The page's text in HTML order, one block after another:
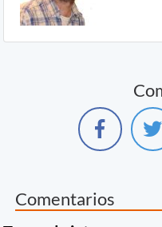
Comentarios